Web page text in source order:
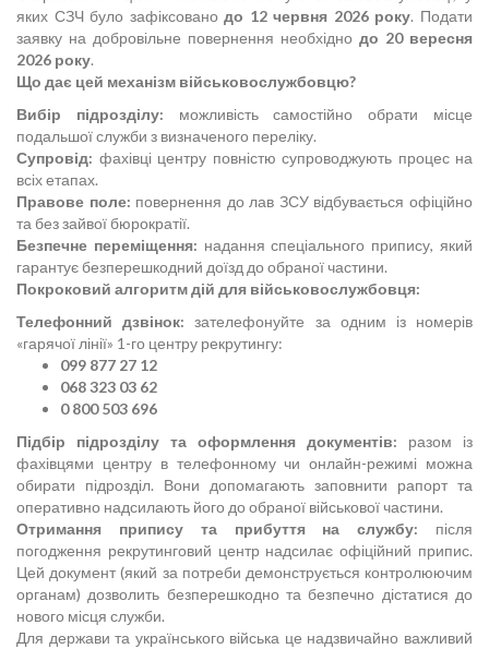
яких СЗЧ було зафіксованодо 12 червня 2026 року. Подати
заявку на добровільне повернення необхідно до 20 вересня
2026 року.
Що дає цей механізм військовослужбовцю?
Вибір підрозділу: можливість самостійно обрати місце
подальшої служби з визначеного переліку.
Супровід: фахівці центру повністю супроводжують процес на
всіх етапах.
Правове поле: повернення до лав ЗСУ відбувається офіційно
та без зайвої бюрократії.
Безпечне переміщення: надання спеціального припису, який
гарантує безперешкодний доїзд до обраної частини.
Покроковий алгоритм дій для військовослужбовця:
Телефонний дзвінок: зателефонуйте за одним із номерів
«гарячої лінії» 1-го центру рекрутингу:
099 877 27 12
068 323 03 62
0 800 503 696
Підбір підрозділу та оформлення документів: разом із
фахівцями центру в телефонному чи онлайн-режимі можна
обирати підрозділ. Вони допомагають заповнити рапорт та
оперативно надсилають його до обраної військової частини.
Отримання припису та прибуття на службу: після
погодження рекрутинговий центр надсилає офіційний припис.
Цей документ (який за потреби демонструється контролюючим
органам) дозволить безперешкодно та безпечно дістатися до
нового місця служби.
Для держави та українського війська це надзвичайно важливий